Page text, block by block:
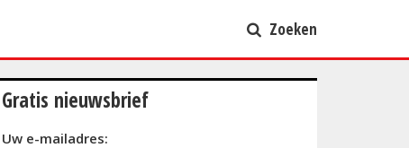
Zoeken
Gratis nieuwsbrief
Uw e-mailadres: